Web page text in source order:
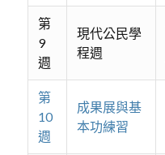
第
9
週
現代公民學
程週
第
10
週
成果展與基
本功練習